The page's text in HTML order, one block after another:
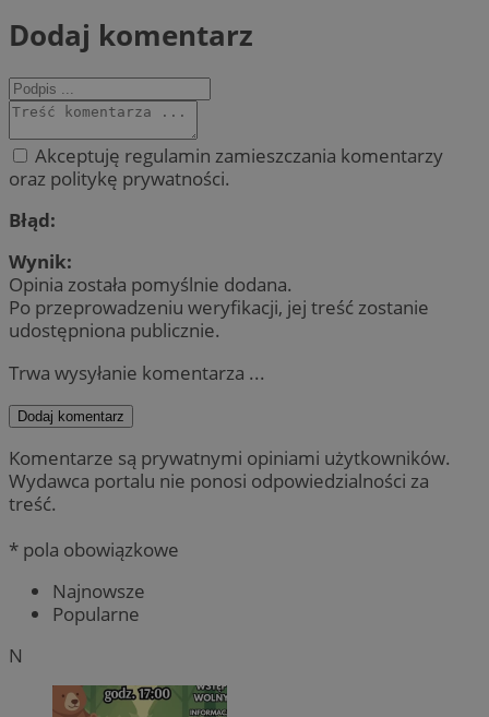
Dodaj komentarz
Akceptuję regulamin zamieszczania komentarzy
oraz politykę prywatności.
Błąd:
Wynik:
Opinia została pomyślnie dodana.
Po przeprowadzeniu weryfikacji, jej treść zostanie
udostępniona publicznie.
Trwa wysyłanie komentarza ...
Dodaj komentarz
Komentarze są prywatnymi opiniami użytkowników.
Wydawca portalu nie ponosi odpowiedzialności za
treść.
* pola obowiązkowe
Najnowsze
Popularne
N